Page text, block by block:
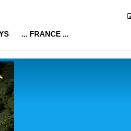
... FRANCE ...